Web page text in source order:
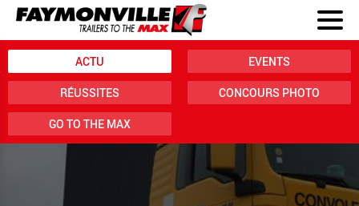
ACTU EVENTS
RÉUSSITES CONCOURS PHOTO
GO TO THE MAX